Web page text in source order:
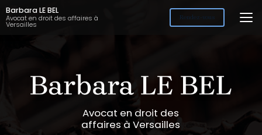
Aller
au
contenu
Barbara LE BEL
Avocat en droit des affaires à
Versailles
Rendez-vous
Avocat en droit des
affaires à Versailles